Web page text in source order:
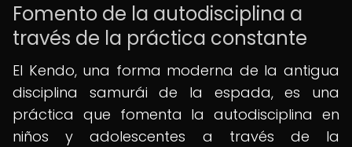
Fomento de la autodisciplina a
través de la práctica constante
El Kendo, una forma moderna de la antigua
disciplina samurái de la espada, es una
práctica que fomenta la autodisciplina en
niños y adolescentes a través de la